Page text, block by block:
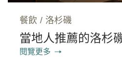
餐飲 / 洛杉磯
當地人推薦的洛杉
閱覽更多